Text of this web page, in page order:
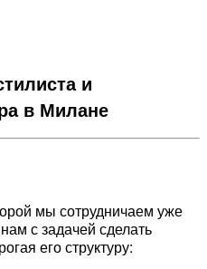
и
в Милане
мы сотрудничаем уже
с задачей сделать
его структуру: